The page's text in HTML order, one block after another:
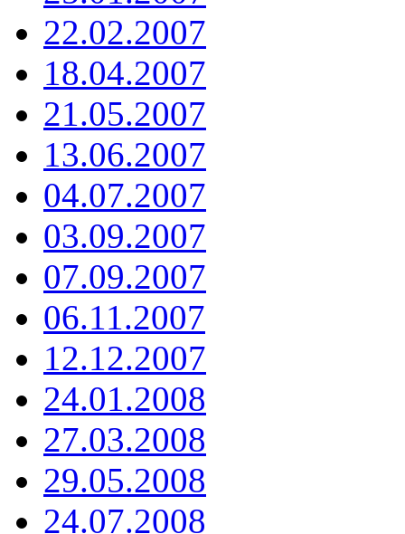
22.02.2007
18.04.2007
21.05.2007
13.06.2007
04.07.2007
03.09.2007
07.09.2007
06.11.2007
12.12.2007
24.01.2008
27.03.2008
29.05.2008
24.07.2008